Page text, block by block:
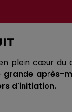
en plein cœur
grande après-
d'initiation.